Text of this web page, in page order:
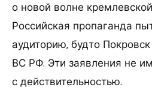
о новой волне
Российская пропаганда
аудиторию, будто
ВС РФ. Эти заявления не
с действительностью.